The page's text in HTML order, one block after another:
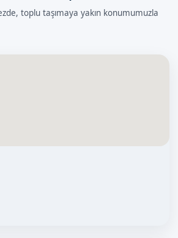
toplu taşımaya yakın konumumuzla